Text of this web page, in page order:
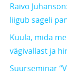
Raivo
liigub sageli
Kuula, mida
vägivallast ja
Suurseminar